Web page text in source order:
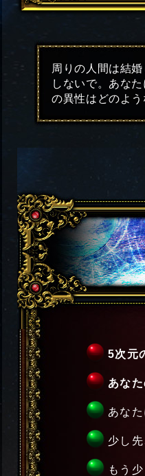
周りの人間は結
しないで。あな
の異性はどのよう
5次元
あな
あな
少し
もう